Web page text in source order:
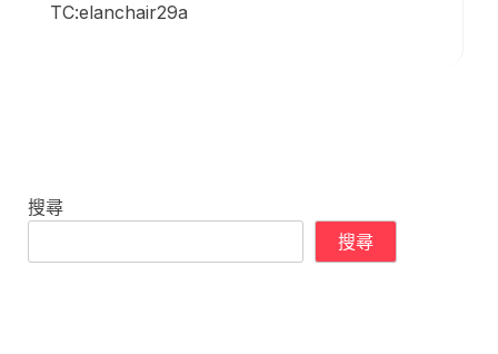
TC:elanchair29a
搜尋
搜尋